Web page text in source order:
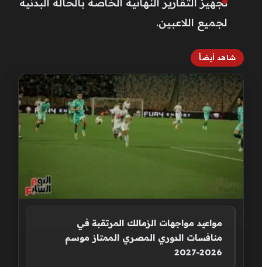
لجميع اللاعبين.
شاهد أيضاً
مواعيد مواجهات الزمالك المرتقبة في
منافسات الدوري المصري الممتاز موسم
2026-2027